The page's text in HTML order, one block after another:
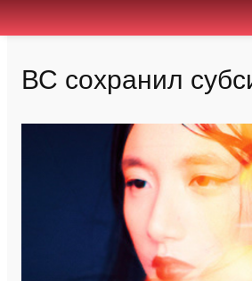
ВС сохранил